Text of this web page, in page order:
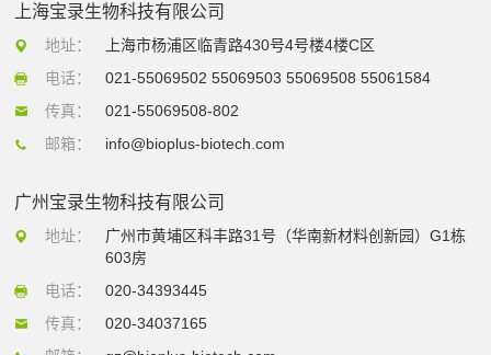
上海宝录生物科技有限公司
地址：
上海市杨浦区临青路430号4号楼4楼C区
电话：
021-55069502 55069503 55069508 55061584
传真：
021-55069508-802
邮箱：
info@bioplus-biotech.com
广州宝录生物科技有限公司
地址：
广州市黄埔区科丰路31号（华南新材料创新园）G1栋
603房
电话：
020-34393445
传真：
020-34037165